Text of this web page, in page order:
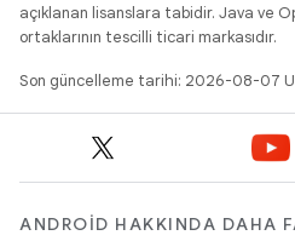
açıklanan lisanslara tabidir. Java ve
ortaklarının tescilli ticari markasıdır.
Son güncelleme tarihi: 2026-08-07
ANDROID HAKKINDA DAHA